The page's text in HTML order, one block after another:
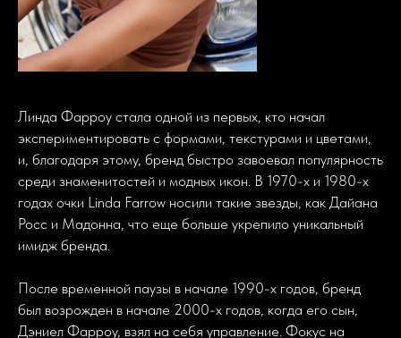
Линда Фарроу стала одной из первых, кто начал
экспериментировать с формами, текстурами и цветами,
и, благодаря этому, бренд быстро завоевал популярность
среди знаменитостей и модных икон. В 1970-х и 1980-х
годах очки Linda Farrow носили такие звезды, как Дайана
Росс и Мадонна, что еще больше укрепило уникальный
имидж бренда.
После временной паузы в начале 1990-х годов, бренд
был возрожден в начале 2000-х годов, когда его сын,
Дэниел Фарроу, взял на себя управление. Фокус на